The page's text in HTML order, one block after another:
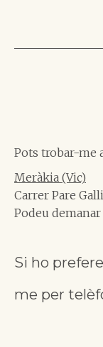
Pots trobar-me
Meràkia (Vic)
Carrer Pare
Podeu
Si ho
me per